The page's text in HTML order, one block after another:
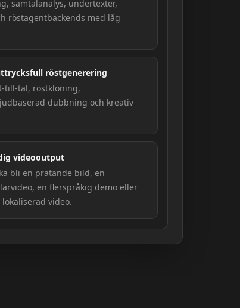
samtalanalys, undertexter,
röstagentbackends med låg
röstgenerering
till-tal, röstkloning,
dubbning och kreativ
videooutput
bli en pratande bild, en
en flerspråkig demo eller
video.